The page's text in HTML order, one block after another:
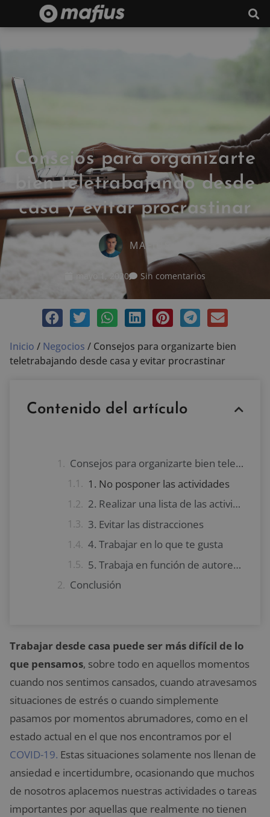
Consejos para organizarte
bien teletrabajando desde
casa y evitar procrastinar
MAFIUS
mayo 1, 2020 Sin comentarios
Inicio / Negocios / Consejos para organizarte bien
teletrabajando desde casa y evitar procrastinar
Contenido del artículo
Consejos para organizarte bien teletrabajando desde casa
1. No posponer las actividades
2. Realizar una lista de las actividades más importantes
3. Evitar las distracciones
4. Trabajar en lo que te gusta
5. Trabaja en función de autorecompensas
Conclusión
Trabajar desde casa puede ser más difícil de lo
que pensamos, sobre todo en aquellos momentos
cuando nos sentimos cansados, cuando atravesamos
situaciones de estrés o cuando simplemente
pasamos por momentos abrumadores, como en el
estado actual en el que nos encontramos por el
COVID-19. Estas situaciones solamente nos llenan de
ansiedad e incertidumbre, ocasionando que muchos
de nosotros aplacemos nuestras actividades o tareas
importantes por aquellas que realmente no tienen